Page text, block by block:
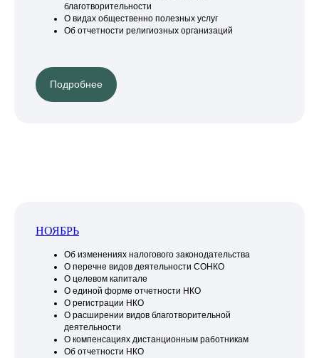
благотворительности
О видах общественно полезных услуг
Об отчетности религиозных организаций
Подробнее
НОЯБРЬ
Об изменениях налогового законодательства
О перечне видов деятельности СОНКО
О целевом капитале
О единой форме отчетности НКО
О регистрации НКО
О расширении видов благотворительной
деятельности
О компенсациях дистанционным работникам
Об отчетности НКО